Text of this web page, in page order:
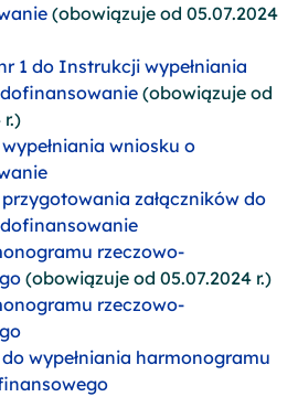
(obowiązuje od 05.07.2024
1 do Instrukcji wypełniania
(obowiązuje od
r.)
wniosku o
załączników do
rzeczowo-
(obowiązuje od 05.07.2024 r.)
rzeczowo-
wypełniania harmonogramu